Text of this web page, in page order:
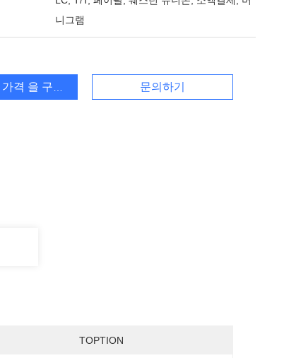
니그램
격 을 구하라 문의하기
TOPTION